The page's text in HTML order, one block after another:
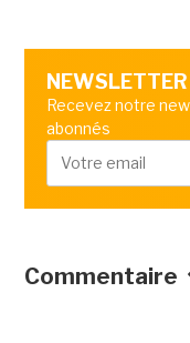
NEWSLETTER
Recevez notre
abonnés
Commentaire